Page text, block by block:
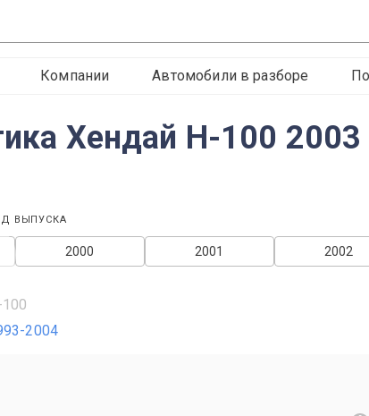
Компании Автомобили в разборе
Хендай H-100 2003
ВЫПУСКА
2002
2001
2000
100
2004